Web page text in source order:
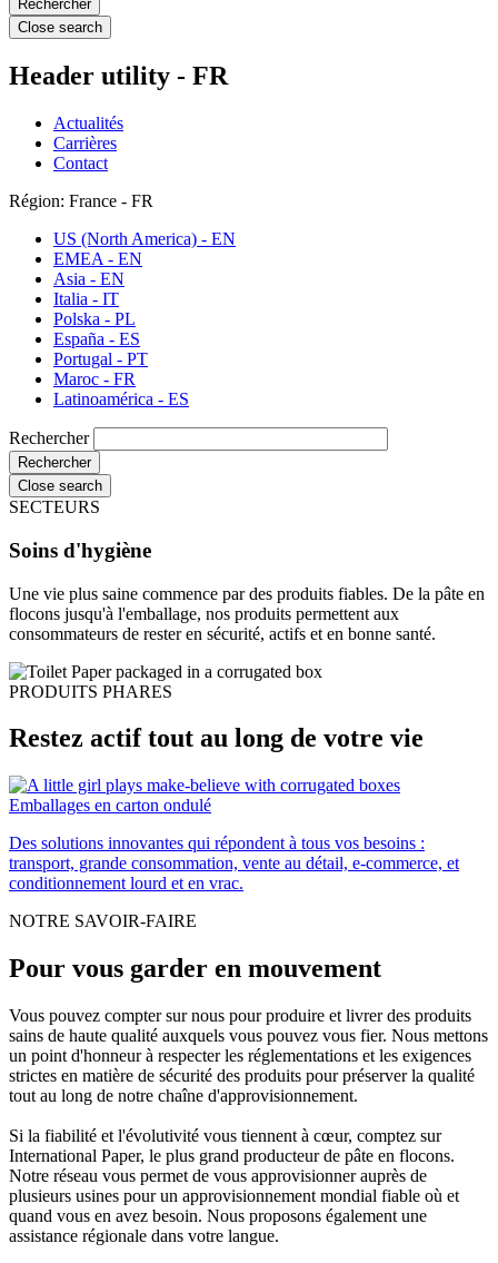
Close search
Header utility - FR
Actualités
Carrières
Contact
Région: France - FR
US (North America) - EN
EMEA - EN
Asia - EN
Italia - IT
Polska - PL
España - ES
Portugal - PT
Maroc - FR
Latinoamérica - ES
Rechercher
Close search
SECTEURS
Soins d'hygiène
Une vie plus saine commence par des produits fiables. De la pâte en
flocons jusqu'à l'emballage, nos produits permettent aux
consommateurs de rester en sécurité, actifs et en bonne santé.
PRODUITS PHARES
Restez actif tout au long de votre vie
Emballages en carton ondulé
Des solutions innovantes qui répondent à tous vos besoins :
transport, grande consommation, vente au détail, e-commerce, et
conditionnement lourd et en vrac.
NOTRE SAVOIR-FAIRE
Pour vous garder en mouvement
Vous pouvez compter sur nous pour produire et livrer des produits
sains de haute qualité auxquels vous pouvez vous fier. Nous mettons
un point d'honneur à respecter les réglementations et les exigences
strictes en matière de sécurité des produits pour préserver la qualité
tout au long de notre chaîne d'approvisionnement.
Si la fiabilité et l'évolutivité vous tiennent à cœur, comptez sur
International Paper, le plus grand producteur de pâte en flocons.
Notre réseau vous permet de vous approvisionner auprès de
plusieurs usines pour un approvisionnement mondial fiable où et
quand vous en avez besoin. Nous proposons également une
assistance régionale dans votre langue.